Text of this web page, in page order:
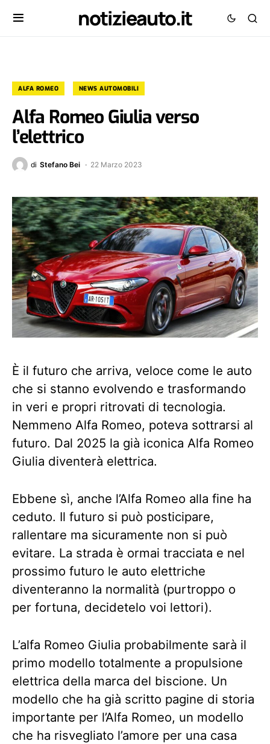
notizieauto.it
ALFA ROMEO NEWS AUTOMOBILI
Alfa Romeo Giulia verso
l’elettrico
di Stefano Bei 22 Marzo 2023
È il futuro che arriva, veloce come le auto
che si stanno evolvendo e trasformando
in veri e propri ritrovati di tecnologia.
Nemmeno Alfa Romeo, poteva sottrarsi al
futuro. Dal 2025 la già iconica Alfa Romeo
Giulia diventerà elettrica.
Ebbene sì, anche l’Alfa Romeo alla fine ha
ceduto. Il futuro si può posticipare,
rallentare ma sicuramente non si può
evitare. La strada è ormai tracciata e nel
prossimo futuro le auto elettriche
diventeranno la normalità (purtroppo o
per fortuna, decidetelo voi lettori).
L’alfa Romeo Giulia probabilmente sarà il
primo modello totalmente a propulsione
elettrica della marca del biscione. Un
modello che ha già scritto pagine di storia
importante per l’Alfa Romeo, un modello
che ha risvegliato l’amore per una casa